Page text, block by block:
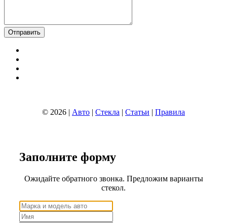
© 2026 | Авто | Стекла | Статьи | Правила
Заполните форму
Ожидайте обратного звонка. Предложим варианты
стекол.